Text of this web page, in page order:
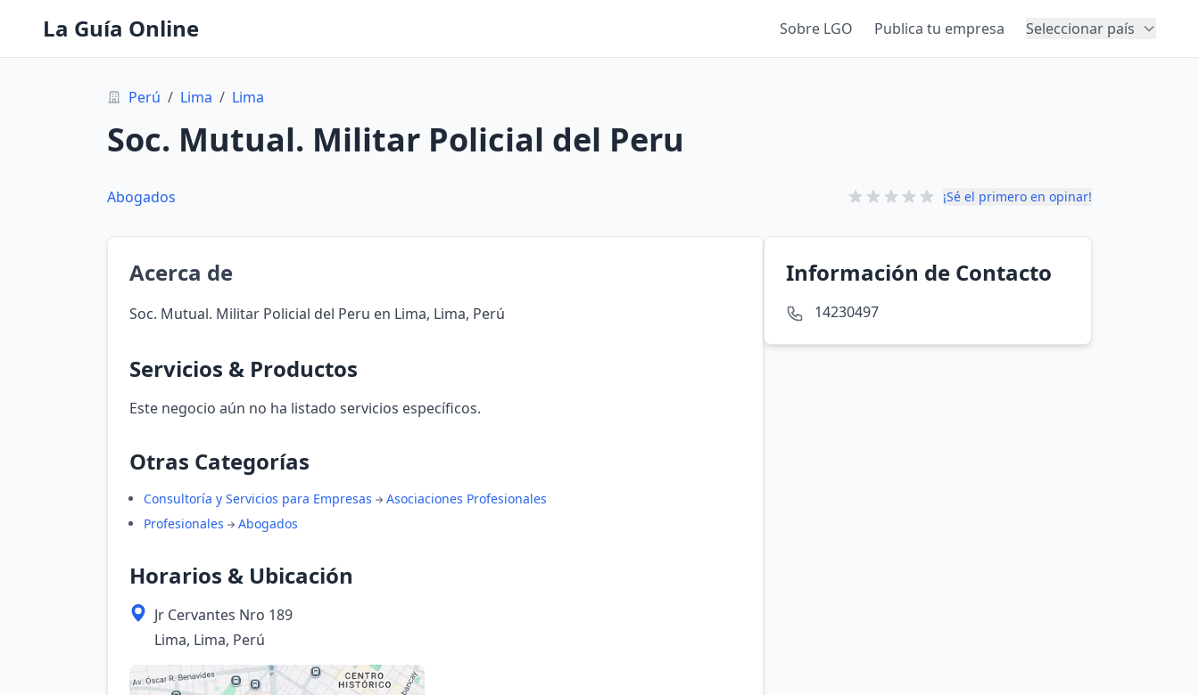
La Guía Online Sobre LGO Publica tu empresa Seleccionar país
Perú / Lima / Lima
Soc. Mutual. Militar Policial del Peru
Abogados ¡Sé el primero en opinar!
Acerca de
Soc. Mutual. Militar Policial del Peru en Lima, Lima, Perú
Servicios & Productos
Este negocio aún no ha listado servicios específicos.
Otras Categorías
Consultoría y Servicios para Empresas
Asociaciones Profesionales
Profesionales
Abogados
Horarios & Ubicación
Jr Cervantes Nro 189
Lima, Lima, Perú
Información de Contacto
14230497